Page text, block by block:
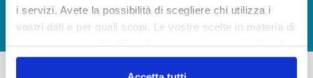
i servizi. Avete la possibilità di scegliere chi utilizza i
vostri dati e per quali scopi. Le vostre scelte in materia di
in cui avete effettuato le vostre scelte. È possibile
GIUDICA IL SERVIZIO
LAVORA CON NOI